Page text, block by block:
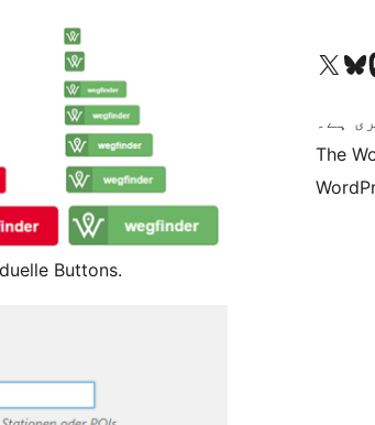
Buttons.
Visit our Xپر جائیں
ہے۔
The